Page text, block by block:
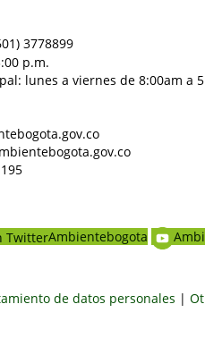
3778899
p.m.
lunes a viernes de 8:00am a
Ambientebogota
de datos personales |